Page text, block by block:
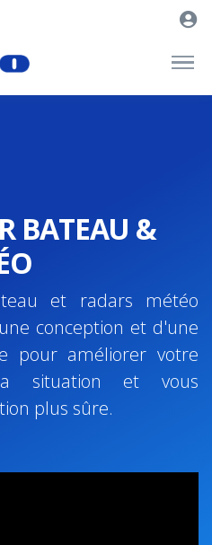
BATEAU &
et radars météo
conception et d'une
pour améliorer votre
situation et vous
plus sûre.